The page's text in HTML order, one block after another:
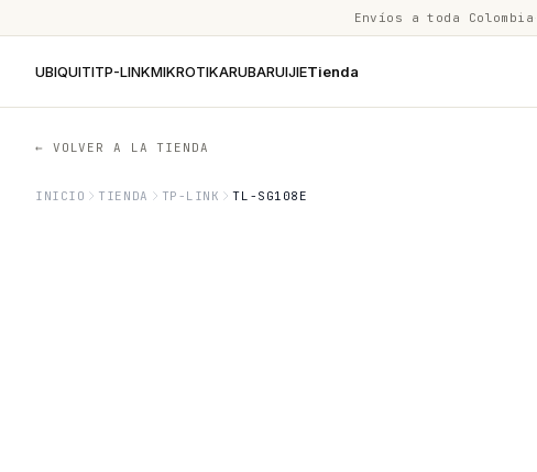
Envíos a toda Colombia
UBIQUITITP-LINKMIKROTIKARUBARUIJIETienda
← VOLVER A LA TIENDA
INICIO TIENDA TP-LINK TL-SG108E